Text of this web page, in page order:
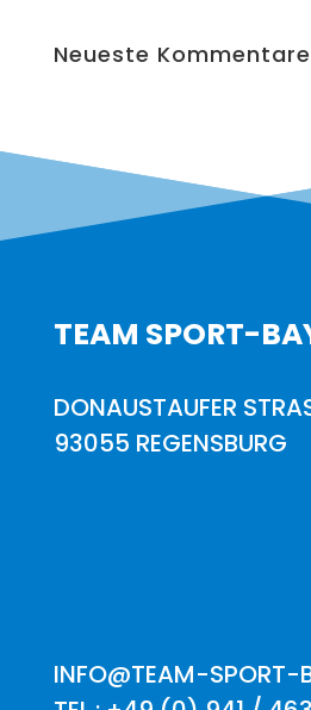
Neu­es­te Kommentare
TEAM SPORT-
DONAUSTAUFER
93055 REGENSBURG
INFO@TEAM-SPORT-